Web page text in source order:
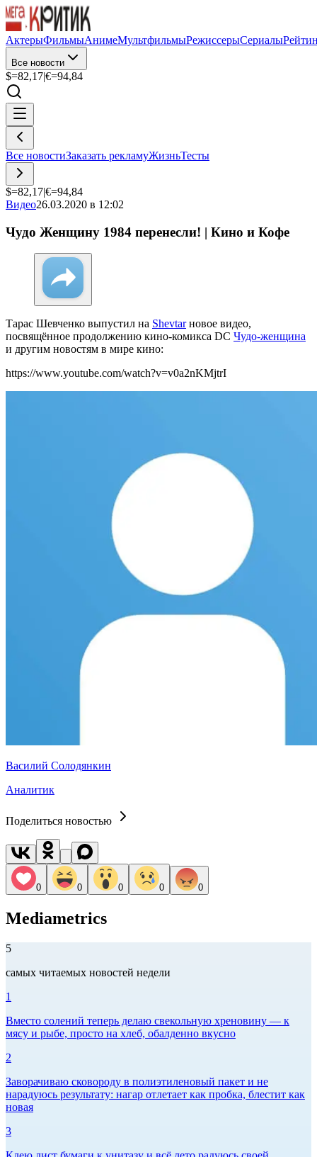
АктерыФильмыАнимеМультфильмыРежиссерыСериалы
Все новости
$=82,17|€=94,84
Все новостиЗаказать рекламуЖизньТесты
$=82,17|€=94,84
Видео26.03.2020 в 12:02
Чудо Женщину 1984 перенесли! | Кино и Кофе
Тарас Шевченко выпустил на Shevtarновое видео,
посвящённое продолжению кино-комикса DC Чудо-женщина
и другим новостям в мире кино:
https://www.youtube.com/watch?v=v0a2nKMjtrI
Василий Солодянкин
Аналитик
Поделиться новостью
0 0 0 0 0
Mediametrics
5
самых читаемых новостей недели
1
Вместо солений теперь делаю свекольную хреновину — к
мясу и рыбе, просто на хлеб, обалденно вкусно
2
Заворачиваю сковороду в полиэтиленовый пакет и не
нарадуюсь результату: нагар отлетает как пробка, блестит как
новая
3